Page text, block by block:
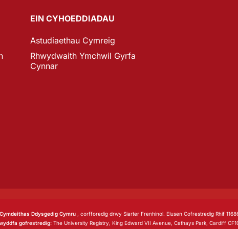
EIN CYHOEDDIADAU
Astudiaethau Cymreig
Rhwydwaith Ymchwil Gyrfa
Cynnar
Cymdeithas Ddysgedig Cymru , corfforedig drwy Siarter Frenhinol. Elusen Cofrestredig Rhif
gofrestredig: The University Registry, King Edward VII Avenue, Cathays Park, Cardiff